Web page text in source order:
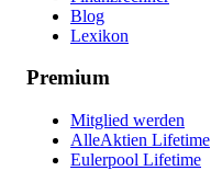
Blog
Lexikon
Premium
Mitglied werden
AlleAktien Lifetime
Eulerpool Lifetime